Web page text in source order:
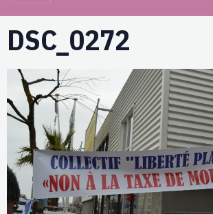
DSC_0272